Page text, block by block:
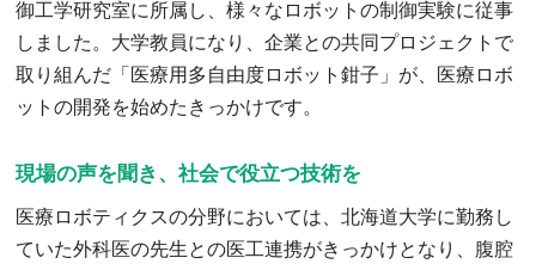
御工学研究室に所属し、様々なロボットの制御実験に従事
しました。大学教員になり、企業との共同プロジェクトで
取り組んだ「医療用多自由度ロボット鉗子」が、医療ロボ
ットの開発を始めたきっかけです。
現場の声を聞き、社会で役立つ技術を
医療ロボティクスの分野においては、北海道大学に勤務し
ていた外科医の先生との医工連携がきっかけとなり、腹腔